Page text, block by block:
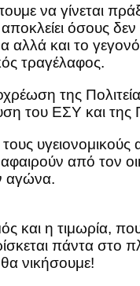
να γίνεται
όσους
και το
τραγέλαφος.
της
του ΕΣΥ και
από τον
αγώνα.
και η τιμωρία,
πάντα στο
νικήσουμε!